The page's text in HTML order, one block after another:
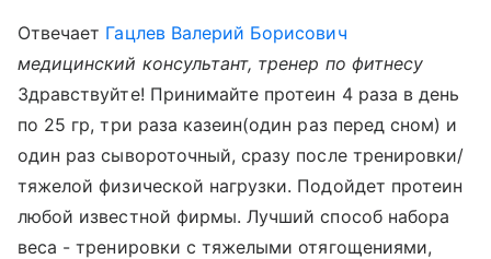
Отвечает Гацлев Валерий Борисович
медицинский консультант, тренер по фитнесу
Здравствуйте! Принимайте протеин 4 раза в день
по 25 гр, три раза казеин(один раз перед сном) и
один раз сывороточный, сразу после тренировки/
тяжелой физической нагрузки. Подойдет протеин
любой известной фирмы. Лучший способ набора
веса - тренировки с тяжелыми отягощениями,